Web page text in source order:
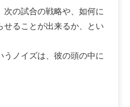
次の試合の戦略や、如何に
せることが出来るか、とい
うノイズは、彼の頭の中に